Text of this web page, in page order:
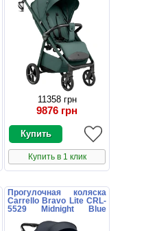
11358 грн
9876 грн
Купить в 1 клик
Прогулочная коляска
Carrello Bravo Lite CRL-
5529 Midnight Blue
подстаканником